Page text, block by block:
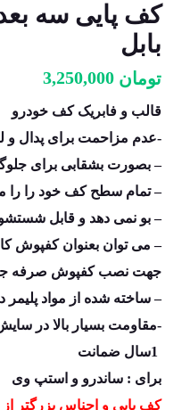
کف پایی سه
بابل
تومان
قالب و فابریک کف خودرو
-عدم مزاحمت برای پدال و
– بصورت بشقابی برای
– تمام سطح کف خود را را
– بو نمی دهد و قابل
– می توان بعنوان کفپوش
جهت نصب کفپوش صرفه
– ساخته شده از مواد پلیمر
-مقاومت بسیار بالا در
برای : ساندرو و استپ وی